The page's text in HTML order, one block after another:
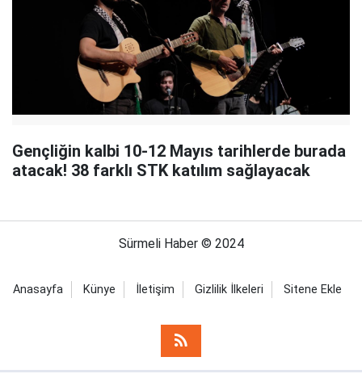
Gençliğin kalbi 10-12 Mayıs tarihlerde burada
atacak! 38 farklı STK katılım sağlayacak
Sürmeli Haber © 2024
Anasayfa Künye İletişim Gizlilik İlkeleri Sitene Ekle